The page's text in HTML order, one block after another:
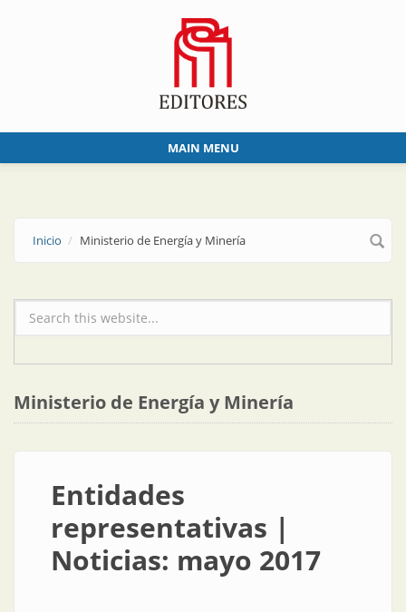
MAIN MENU
Inicio Ministerio de Energía y Minería
Formulario de búsqueda
Ministerio de Energía y Minería
Entidades
representativas |
Noticias: mayo 2017